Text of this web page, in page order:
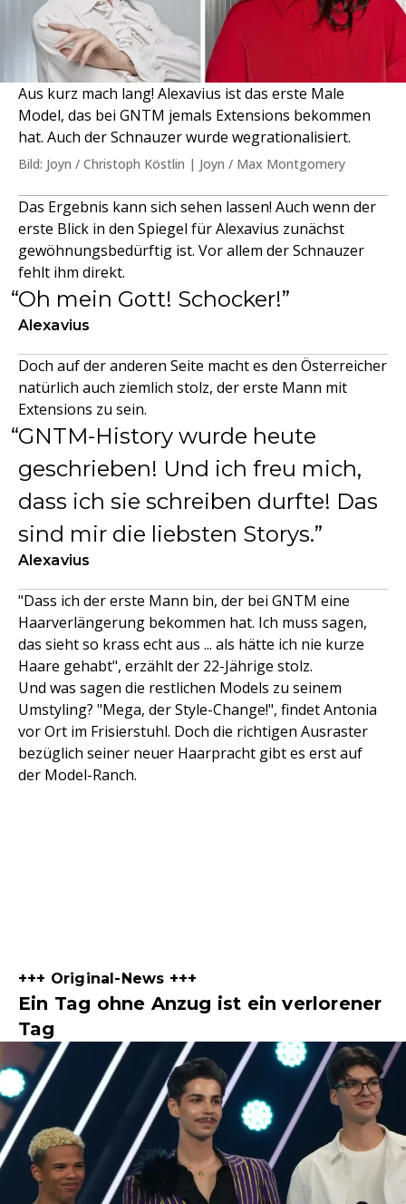
Aus kurz mach lang! Alexavius ist das erste Male
Model, das bei GNTM jemals Extensions bekommen
hat. Auch der Schnauzer wurde wegrationalisiert.
Bild: Joyn / Christoph Köstlin | Joyn / Max Montgomery
Das Ergebnis kann sich sehen lassen! Auch wenn der
erste Blick in den Spiegel für Alexavius zunächst
gewöhnungsbedürftig ist. Vor allem der Schnauzer
fehlt ihm direkt.
Oh mein Gott! Schocker!
Alexavius
Doch auf der anderen Seite macht es den Österreicher
natürlich auch ziemlich stolz, der erste Mann mit
Extensions zu sein.
GNTM-History wurde heute
geschrieben! Und ich freu mich,
dass ich sie schreiben durfte! Das
sind mir die liebsten Storys.
Alexavius
"Dass ich der erste Mann bin, der bei GNTM eine
Haarverlängerung bekommen hat. Ich muss sagen,
das sieht so krass echt aus ... als hätte ich nie kurze
Haare gehabt", erzählt der 22-Jährige stolz.
Und was sagen die restlichen Models zu seinem
Umstyling? "Mega, der Style-Change!", findet Antonia
vor Ort im Frisierstuhl. Doch die richtigen Ausraster
bezüglich seiner neuer Haarpracht gibt es erst auf
der Model-Ranch.
+++ Original-News +++
Ein Tag ohne Anzug ist ein verlorener
Tag